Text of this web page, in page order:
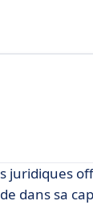
juridiques
dans sa